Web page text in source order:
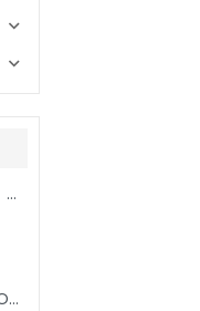


CHAROLA PARTY IS ON REDONDA ROSA BEBE C/3PZ X/6
JABON GRISI RICITOS DE ORO ALOE&CALENDULA 90GR X/25